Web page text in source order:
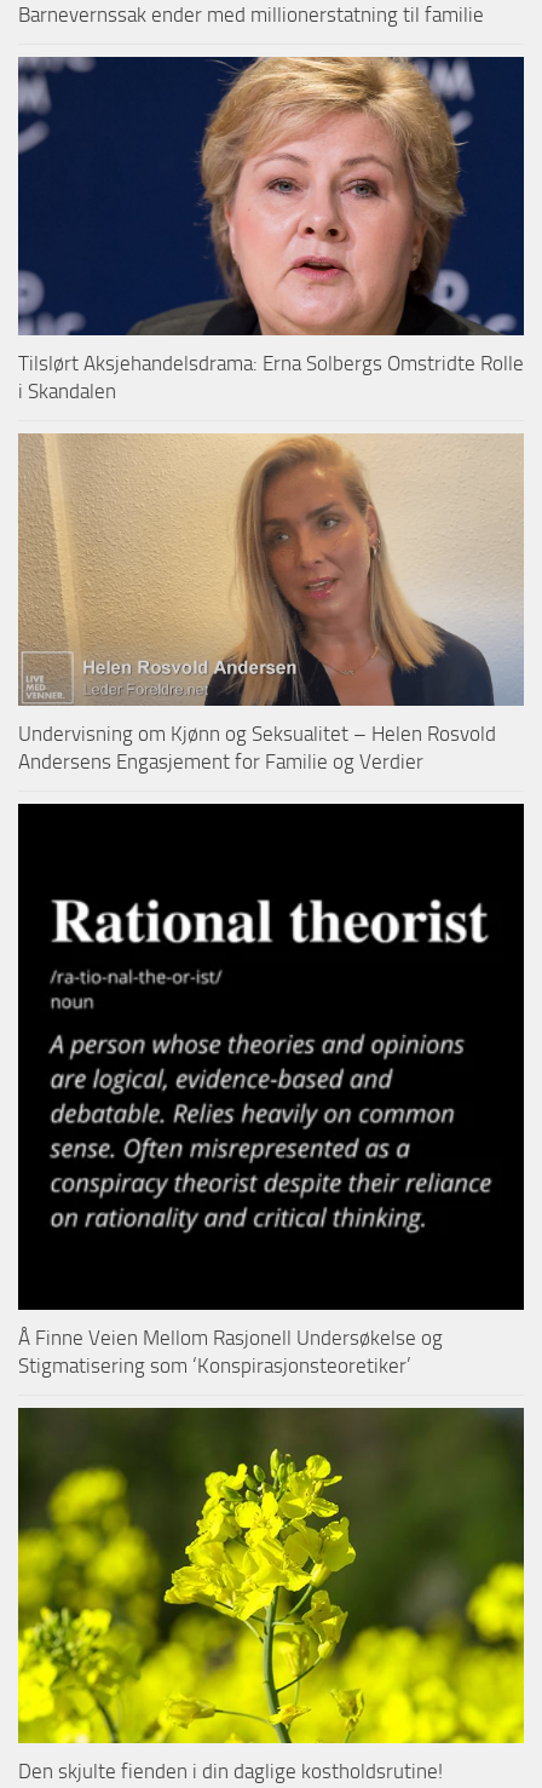
Barnevernssak ender med millionerstatning til familie
Tilslørt Aksjehandelsdrama: Erna Solbergs Omstridte Rolle
i Skandalen
Undervisning om Kjønn og Seksualitet – Helen Rosvold
Andersens Engasjement for Familie og Verdier
Å Finne Veien Mellom Rasjonell Undersøkelse og
Stigmatisering som ‘Konspirasjonsteoretiker’
Den skjulte fienden i din daglige kostholdsrutine!